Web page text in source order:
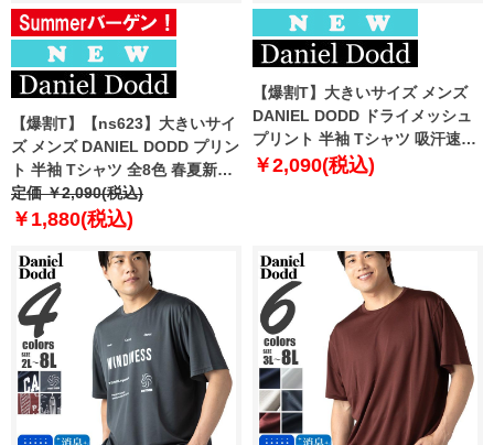
【爆割T】【ns623】大きいサイ
ズ メンズ DANIEL DODD プリン
ト 半袖 Tシャツ 全8色 春夏新作
azt-2602pt4 【fre】
定価 ￥2,090(税込)
￥1,880(税込)
【爆割T】大きいサイズ メンズ
DANIEL DODD ドライメッシュ
プリント 半袖 Tシャツ 吸汗速乾
春夏新作 tjt-2602dry3 【fre】
￥2,090(税込)